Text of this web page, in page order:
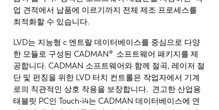
업 견적에서 납품에 이르기까지 전체 제조 프로세스를
최적화할 수 있습니다.
LVD는 지능형 c 엔트랄 데이터베이스를 중심으로 다양
한 모듈로 구성된 CADMAN® 소프트웨어 패키지를 제
공합니다. CADMAN 소프트웨어와 함께 절곡, 레이저 절
단 및 펀칭을 위한 LVD 터치 컨트롤은 작업자에서 기계
로의 직관적인 상호 작용을 보장합니다. 견고한 산업용
태블릿 PC인 Touch-i4는 CADMAN 데이터베이스에 연